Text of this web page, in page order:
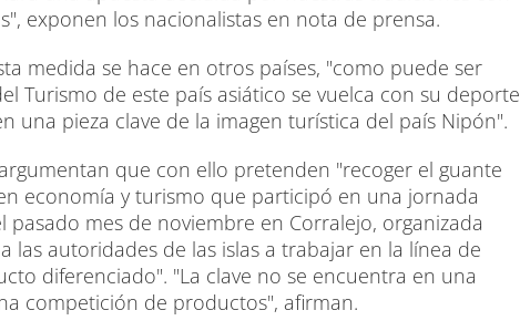
exponen los nacionalistas en nota de prensa.
medida se hace en otros países, "como puede ser
Turismo de este país asiático se vuelca con su deporte
una pieza clave de la imagen turística del país Nipón".
que con ello pretenden "recoger el guante
economía y turismo que participó en una jornada
mes de noviembre en Corralejo, organizada
las autoridades de las islas a trabajar en la línea de
diferenciado". "La clave no se encuentra en una
competición de productos", afirman.